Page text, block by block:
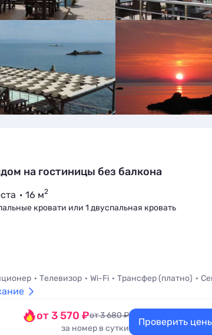
на гостиницы без балкона
16 м2
кровати или 1 двуспальная кровать
Телевизор Wi-Fi Трансфер (платно)
от 3 570 ₽от 3 680 ₽
за номер в сутки
Проверить